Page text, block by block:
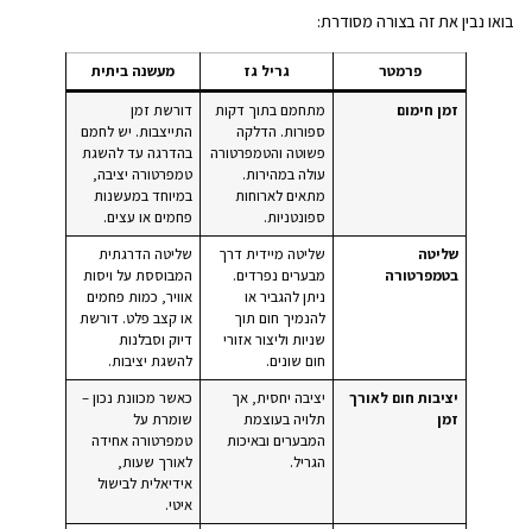
בואו נבין את זה בצורה מסודרת:
פרמטר גריל גז
מעשנה ביתית
זמן חימום
מתחמם בתוך דקות
ספורות. הדלקה
פשוטה והטמפרטורה
עולה במהירות.
מתאים לארוחות
ספונטניות.
דורשת זמן
התייצבות. יש לחמם
בהדרגה עד להשגת
טמפרטורה יציבה,
במיוחד במעשנות
פחמים או עצים.
שליטה
בטמפרטורה
שליטה מיידית דרך
מבערים נפרדים.
ניתן להגביר או
להנמיך חום תוך
שניות וליצור אזורי
חום שונים.
שליטה הדרגתית
המבוססת על ויסות
אוויר, כמות פחמים
או קצב פלט. דורשת
דיוק וסבלנות
להשגת יציבות.
יציבות חום לאורך
זמן
יציבה יחסית, אך
תלויה בעוצמת
המבערים ובאיכות
הגריל.
כאשר מכוונת נכון –
שומרת על
טמפרטורה אחידה
לאורך שעות,
אידיאלית לבישול
איטי.